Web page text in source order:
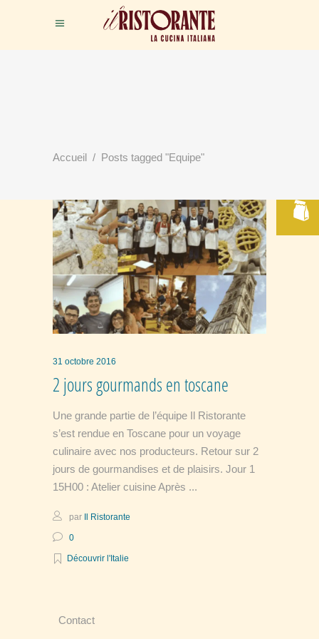
Accueil / Posts tagged "Equipe"
31 octobre 2016
2 jours gourmands en toscane
Une grande partie de l’équipe Il Ristorante
s’est rendue en Toscane pour un voyage
culinaire avec nos producteurs. Retour sur 2
jours de gourmandises et de plaisirs. Jour 1
15H00 : Atelier cuisine Après
par Il Ristorante
0
Découvrir l'Italie
Contact